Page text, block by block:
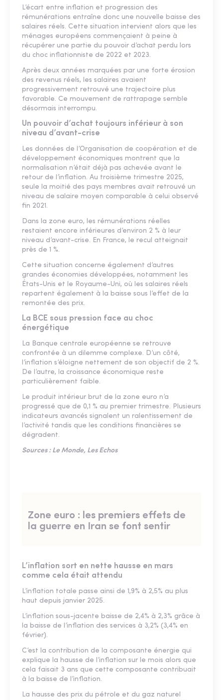
L’écart entre inflation et progression des
rémunérations entraîne donc une nouvelle baisse des
salaires réels. Cette situation intervient alors que les
ménages européens commençaient à peine à
récupérer une partie du pouvoir d’achat perdu lors
du choc inflationniste de 2022 et 2023.
Après deux années marquées par une forte érosion
des revenus réels, les salaires avaient
progressivement retrouvé une trajectoire plus
favorable. Ce mouvement de rattrapage semble
désormais interrompu.
Un pouvoir d’achat toujours inférieur à son
niveau d’avant-crise
Les données de l’Organisation de coopération et de
développement économiques montrent que la
normalisation n’était déjà pas achevée avant le
retour de l’inflation. Au troisième trimestre 2025,
seule la moitié des pays membres avait retrouvé un
niveau de salaire moyen comparable à celui observé
fin 2021.
Dans la zone euro, les rémunérations réelles
restaient encore inférieures d’environ 2 % à leur
niveau d’avant-crise. En France, le recul atteignait
près de 1 %.
Cette situation concerne également d’autres
grandes économies développées, notamment les
États-Unis et le Royaume-Uni, où les salaires réels
repartent également à la baisse sous l’effet de la
remontée des prix.
La BCE sous pression face au choc
énergétique
La Banque centrale européenne se retrouve
confrontée à un dilemme complexe. D’un côté,
l’inflation s’éloigne nettement de son objectif de 2 %.
De l’autre, la croissance économique reste
particulièrement faible.
Le produit intérieur brut de la zone euro n’a
progressé que de 0,1 % au premier trimestre. Plusieurs
indicateurs avancés signalent un ralentissement de
l’activité tandis que les conditions financières se
dégradent.
Sources : Le Monde, Les Echos
Zone euro : les premiers effets de
la guerre en Iran se font sentir
L’inflation sort en nette hausse en mars
comme cela était attendu
L’inflation totale passe ainsi de 1,9% à 2,5% au plus
haut depuis janvier 2025.
L’inflation sous-jacente baisse de 2,4% à 2,3% grâce à
la baisse de l’inflation des services à 3,2% (3,4% en
février).
C’est la contribution de la composante énergie qui
explique la hausse de l’inflation sur le mois alors que
cela faisait 3 ans que cette composante contribuait
à la baisse de l’inflation.
La hausse des prix du pétrole et du gaz naturel